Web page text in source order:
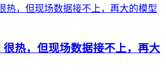
热，但现场数据接不上，再大